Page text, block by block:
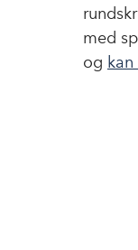
med
og kan